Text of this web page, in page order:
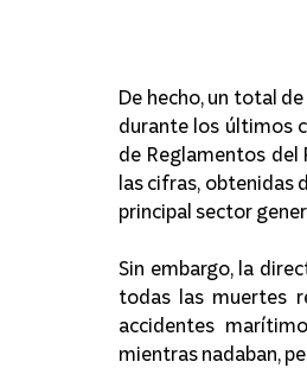
De hecho, un total
durante los últimos
de Reglamentos
las cifras, obtenidas
principal sector
Sin embargo, la
todas las muertes
accidentes
mientras nadaban,